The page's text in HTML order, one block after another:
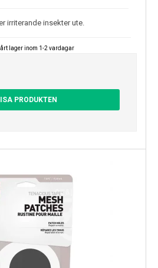
irriterande insekter ute.
lager inom 1-2 vardagar
PRODUKTEN